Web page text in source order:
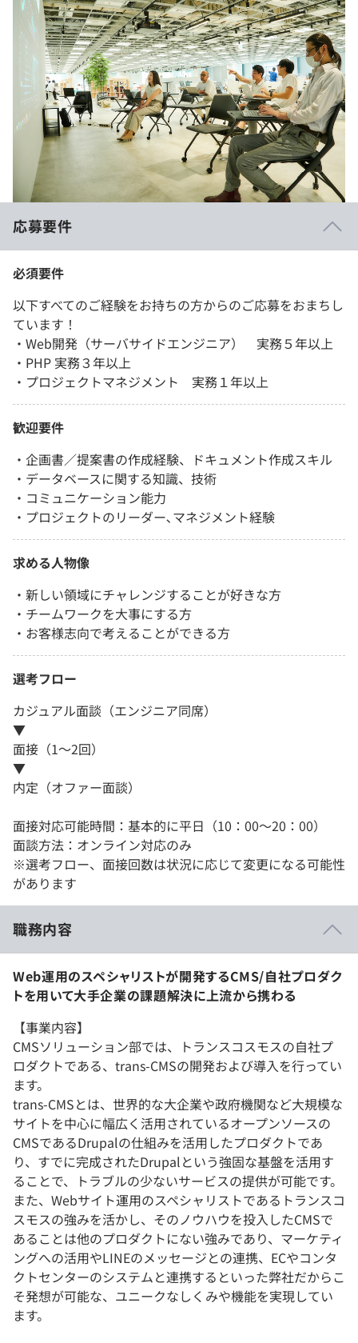
応募要件
必須要件
以下すべてのご経験をお持ちの方からのご応募をおまちし
ています！
・Web開発（サーバサイドエンジニア） 実務５年以上
・PHP 実務３年以上
・プロジェクトマネジメント 実務１年以上
歓迎要件
・企画書／提案書の作成経験、ドキュメント作成スキル
・データベースに関する知識、技術
・コミュニケーション能力
・プロジェクトのリーダー､マネジメント経験
求める人物像
・新しい領域にチャレンジすることが好きな方
・チームワークを大事にする方
・お客様志向で考えることができる方
選考フロー
カジュアル面談（エンジニア同席）
▼
面接（1〜2回）
▼
内定（オファー面談）
面接対応可能時間：基本的に平日（10：00～20：00）
面談方法：オンライン対応のみ
※選考フロー、面接回数は状況に応じて変更になる可能性
があります
職務内容
Web運用のスペシャリストが開発するCMS/自社プロダク
トを用いて大手企業の課題解決に上流から携わる
【事業内容】
CMSソリューション部では、トランスコスモスの自社プ
ロダクトである、trans-CMSの開発および導入を行ってい
ます。
trans-CMSとは、世界的な大企業や政府機関など大規模な
サイトを中心に幅広く活用されているオープンソースの
CMSであるDrupalの仕組みを活用したプロダクトであ
り、すでに完成されたDrupalという強固な基盤を活用す
ることで、トラブルの少ないサービスの提供が可能です。
また、Webサイト運用のスペシャリストであるトランスコ
スモスの強みを活かし、そのノウハウを投入したCMSで
あることは他のプロダクトにない強みであり、マーケティ
ングへの活用やLINEのメッセージとの連携、ECやコンタ
クトセンターのシステムと連携するといった弊社だからこ
そ発想が可能な、ユニークなしくみや機能を実現してい
ます。